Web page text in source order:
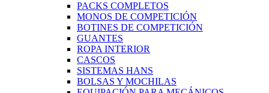
PACKS COMPLETOS
MONOS DE COMPETICIÓN
BOTINES DE COMPETICIÓN
GUANTES
ROPA INTERIOR
CASCOS
SISTEMAS HANS
BOLSAS Y MOCHILAS